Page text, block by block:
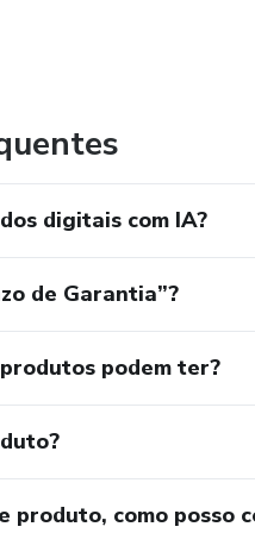
digitais com IA?
de Garantia”?
podem ter?
produto, como posso